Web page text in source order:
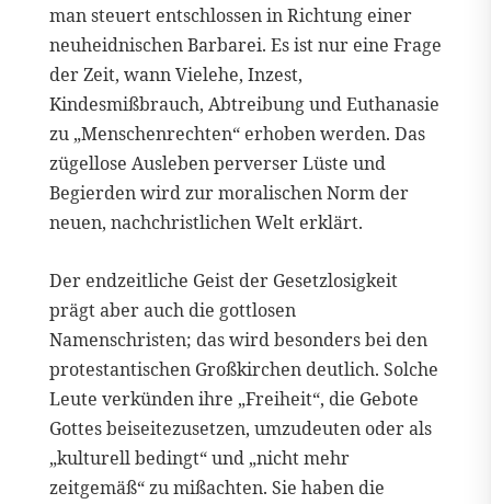
man steuert entschlossen in Richtung einer
neuheidnischen Barbarei. Es ist nur eine Frage
der Zeit, wann Vielehe, Inzest,
Kindesmißbrauch, Abtreibung und Euthanasie
zu „Menschenrechten“ erhoben werden. Das
zügellose Ausleben perverser Lüste und
Begierden wird zur moralischen Norm der
neuen, nachchristlichen Welt erklärt.
Der endzeitliche Geist der Gesetzlosigkeit
prägt aber auch die gottlosen
Namenschristen; das wird besonders bei den
protestantischen Großkirchen deutlich. Solche
Leute verkünden ihre „Freiheit“, die Gebote
Gottes beiseitezusetzen, umzudeuten oder als
„kulturell bedingt“ und „nicht mehr
zeitgemäß“ zu mißachten. Sie haben die